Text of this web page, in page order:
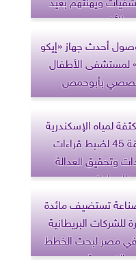
الأضحى
أحدث جهاز «إيكو
لمستشفى الأطفال
بأبوحمص
لمياه الإسكندرية
بمنطقة 45 لضبط قراءات
وتحقيق العدالة
للمواطنين
تستضيف مائدة
للشركات البريطانية
في مصر لبحث الخطط
التوسعية